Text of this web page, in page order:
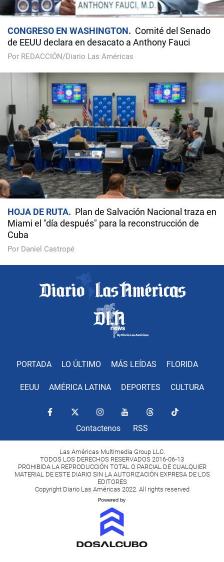
CONGRESO EN WASHINGTON
Comité del Senado
de EEUU declara en desacato a Anthony Fauci
Por REDACCIÓN/Diario Las Américas
HOJA DE RUTA
Plan de Salvación Nacional traza en
Miami el "día después" para la reconstrucción de
Cuba
Por Daniel Castropé
PORTADA LO ÚLTIMO MÁS LEÍDAS FLORIDA
EEUU AMÉRICA LATINA DEPORTES CULTURA
Contactenos RSS
Las Américas Multimedia Group LLC.
TODOS LOS DERECHOS RESERVADOS 2016-06-13
PROHIBIDA LA REPRODUCCIÓN TOTAL O PARCIAL DE CUALQUIER
MATERIAL DE ESTE DIARIO SIN LA AUTORIZACIÓN EXPRESA DE LOS
EDITORES
Copyright Diario Las Américas 2022. All rights reserved